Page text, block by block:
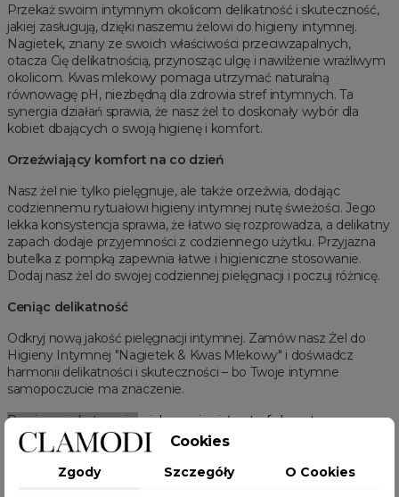
Przekaż swoim intymnym okolicom delikatność i skuteczność,
jakiej zasługują, dzięki naszemu żelowi do higieny intymnej.
Nagietek, znany ze swoich właściwości przeciwzapalnych,
otacza Cię delikatnością, przynosząc ulgę i nawilżenie wrażliwym
okolicom. Kwas mlekowy pomaga utrzymać naturalną
równowagę pH, niezbędną dla zdrowia stref intymnych. Ta
synergia działań sprawia, że nasz żel to doskonały wybór dla
kobiet dbających o swoją higienę i komfort.
Orzeźwiający komfort na co dzień
Nasz żel nie tylko pielęgnuje, ale także orzeźwia, dodając
codziennemu rytuałowi higieny intymnej nutę świeżości. Jego
lekka konsystencja sprawia, że łatwo się rozprowadza, a delikatny
zapach dodaje przyjemności z codziennego użytku. Przyjazna
butelka z pompką zapewnia łatwe i higieniczne stosowanie.
Dodaj nasz żel do swojej codziennej pielęgnacji i poczuj różnicę.
Ceniąc delikatność
Odkryj nową jakość pielęgnacji intymnej. Zamów nasz Żel do
Higieny Intymnej "Nagietek & Kwas Mlekowy" i doświadcz
harmonii delikatności i skuteczności – bo Twoje intymne
samopoczucie ma znaczenie.
Powiązanie kategorie: pielęgnacja ciała,strefa beauty
Powiązane kategorie:
Strefa beauty Pielęgnacja ciała Zobacz wszystkie
Cookies
Zgody Szczegóły O Cookies